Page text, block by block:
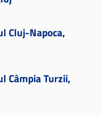
Cluj-Napoca,
Câmpia Turzii,